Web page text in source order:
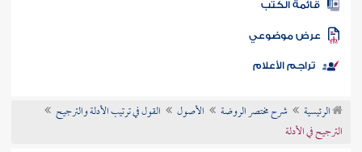
المكتبة
الكتب
موضوعي
تراجم الأعلام
الرئيسية شرح مختصر الروضة الأصول
القول في ترتيب الأدلة والترجيح
الترجيح في الأدلة